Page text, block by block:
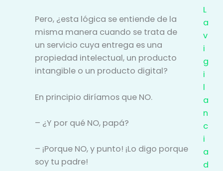
Pero, ¿esta lógica se entiende de la
misma manera cuando se trata de
un servicio cuya entrega es una
propiedad intelectual, un producto
intangible o un producto digital?
En principio diríamos que NO.
– ¿Y por qué NO, papá?
– ¡Porque NO, y punto! ¡Lo digo porque
soy tu padre!
L
a
v
i
g
i
l
a
n
c
i
a
d